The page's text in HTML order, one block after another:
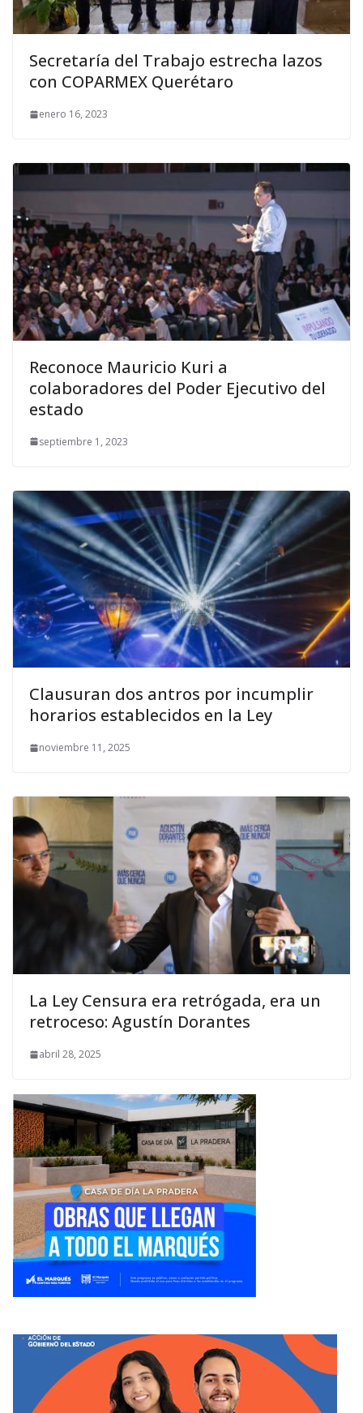
Secretaría del Trabajo estrecha lazos
con COPARMEX Querétaro
enero 16, 2023
Reconoce Mauricio Kuri a
colaboradores del Poder Ejecutivo del
estado
septiembre 1, 2023
Clausuran dos antros por incumplir
horarios establecidos en la Ley
noviembre 11, 2025
La Ley Censura era retrógada, era un
retroceso: Agustín Dorantes
abril 28, 2025